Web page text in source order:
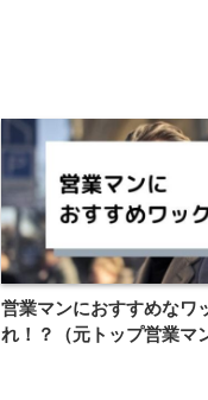
営業マンにおすすめなワ
れ！？（元トップ営業マ